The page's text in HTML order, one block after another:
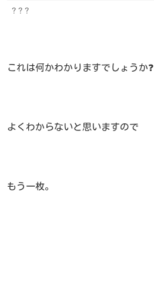
？？？
これは何かわかりますでしょうか❓
よくわからないと思いますので
もう一枚。